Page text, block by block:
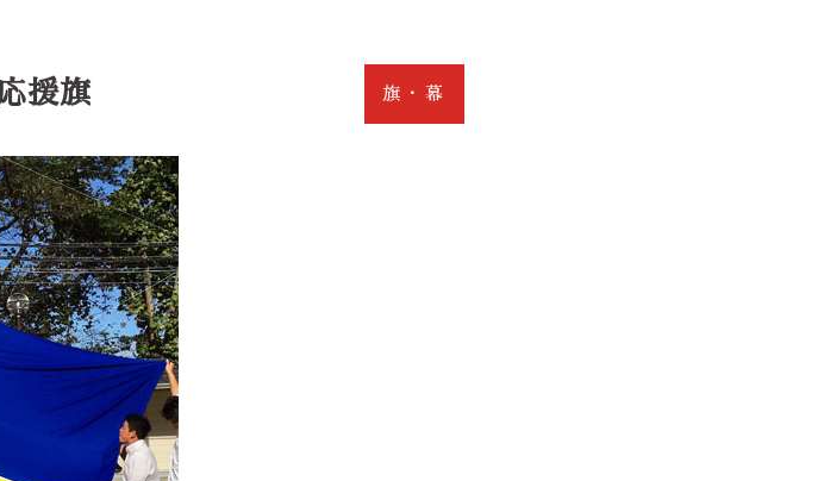
援旗 旗・幕